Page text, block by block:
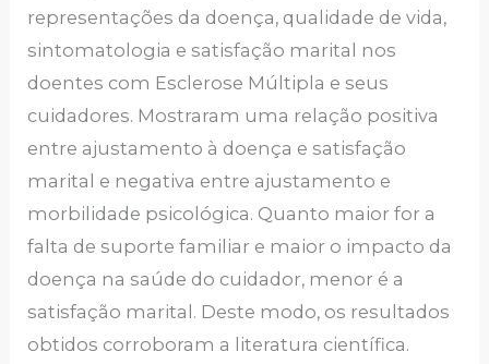
representações da doença, qualidade de vida,
sintomatologia e satisfação marital nos
doentes com Esclerose Múltipla e seus
cuidadores. Mostraram uma relação positiva
entre ajustamento à doença e satisfação
marital e negativa entre ajustamento e
morbilidade psicológica. Quanto maior for a
falta de suporte familiar e maior o impacto da
doença na saúde do cuidador, menor é a
satisfação marital. Deste modo, os resultados
obtidos corroboram a literatura científica.